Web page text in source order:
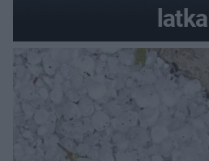
latka